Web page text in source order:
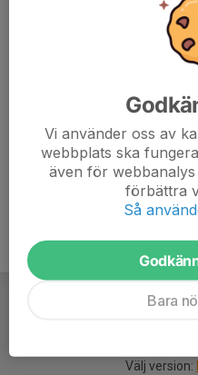
Välj version:
Vi använder oss av
webbplats ska
även för
förbättra
Så
Bara